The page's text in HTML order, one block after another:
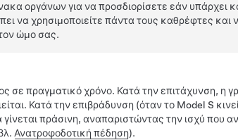
οργάνων για να προσδιορίσετε εάν υπάρχει
να χρησιμοποιείτε πάντα τους καθρέφτες και
ώμο σας.
σε πραγματικό χρόνο. Κατά την επιτάχυνση, η
Κατά την επιβράδυνση (όταν το Model S
πράσινη, αναπαριστώντας την ισχύ που
Ανατροφοδοτική πέδηση).